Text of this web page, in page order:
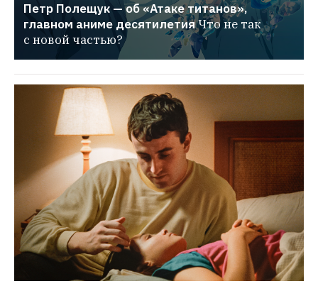
Петр Полещук — об «Атаке титанов»,
главном аниме десятилетияЧто не так
с новой частью?